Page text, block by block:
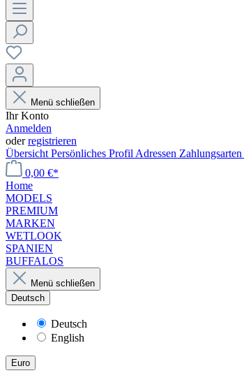
Menü schließen
Ihr Konto
Anmelden
oderregistrieren
Übersicht Persönliches Profil Adressen Zahlungsarten
0,00 €*
Home
MODELS
PREMIUM
MARKEN
WETLOOK
SPANIEN
BUFFALOS
Menü schließen
Deutsch
Deutsch
English
Euro